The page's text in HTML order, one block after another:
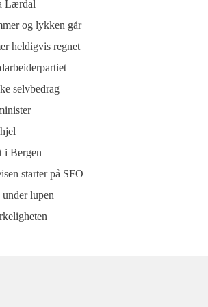
Lærdal
og lykken går
heldigvis regnet
selvbedrag
i Bergen
starter på SFO
under lupen